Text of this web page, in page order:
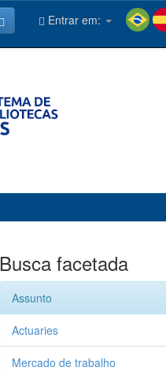
Entrar em:
Busca facetada
Assunto
Actuaries
Mercado de trabalho